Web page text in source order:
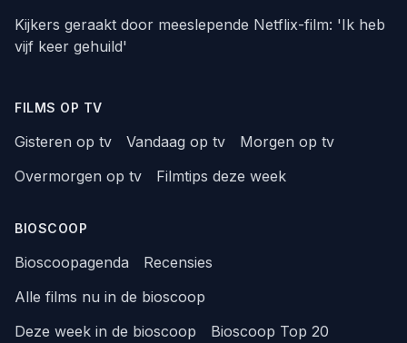
Kijkers geraakt door meeslepende Netflix-film: 'Ik heb
vijf keer gehuild'
FILMS OP TV
Gisteren op tv Vandaag op tv
Morgen op tv
Overmorgen op tv
Filmtips deze week
BIOSCOOP
Bioscoopagenda
Recensies
Alle films nu in de bioscoop
Deze week in de bioscoop
Bioscoop Top 20